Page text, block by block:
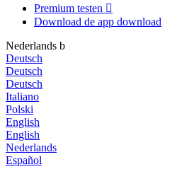
Premium testen 
Download de app download
Nederlands b
Deutsch
Deutsch
Deutsch
Italiano
Polski
English
English
Nederlands
Español